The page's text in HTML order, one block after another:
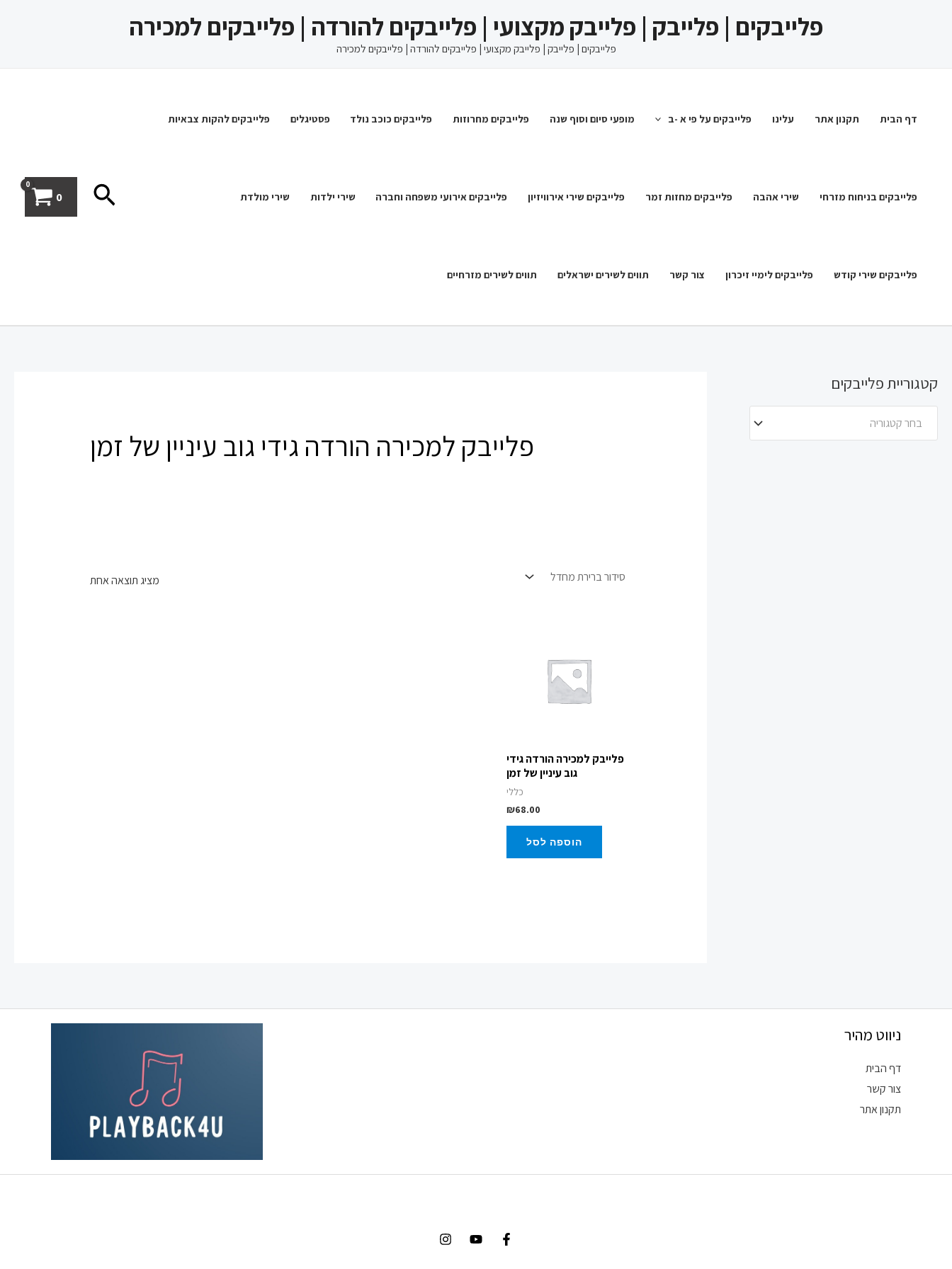
פלייבקים | פלייבק | פלייבק מקצועי | פלייבקים להורדה | פלייבקים למכירה
פלייבקים | פלייבק | פלייבק מקצועי | פלייבקים להורדה | פלייבקים למכירה
דף הבית תקנון אתר עלינו פלייבקים על פי א -ב מופעי סיום וסוף שנה פלייבקים מחרוזות פלייבקים כוכב נולד פסטיגלים פלייבקים להקות צבאיות
פלייבקים בניחוח מזרחי שירי אהבה פלייבקים מחזות זמר פלייבקים שירי אירוויזיון פלייבקים אירועי משפחה וחברה שירי ילדות שירי מולדת
פלייבקים שירי קודש פלייבקים לימיי זיכרון צור קשר תווים לשירים ישראלים תווים לשירים מזרחיים
חיפוש0
קטגוריית פלייבקים
בחר קטגוריה
פלייבק למכירה הורדה גידי גוב עיניין של זמן
מציג תוצאה אחת
פלייבק למכירה הורדה גידי
גוב עיניין של זמן
כללי
₪68.00
הוספה לסל
ניווט מהיר
דף הבית
צור קשר
תקנון אתר